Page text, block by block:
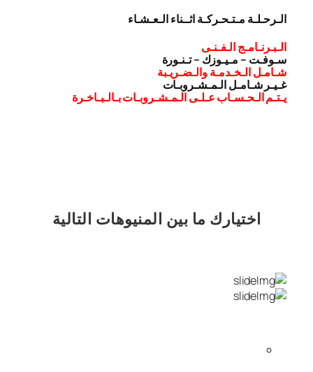
الـرحـلـة مـتـحـركـة اثــناء الـعـشـاء
الـبـرنـامـج الـفـنـى
سـوفـت – مـيـوزك – تـنـورة
شـامـل الـخـدمـة والـضـريـبة
غـيـر شـامـل الـمـشـروبـات
يـتـم الـحـسـاب عـلـى الـمـشـروبـات بـالـبـاخـرة
اختيارك ما بين المنيوهات التالية